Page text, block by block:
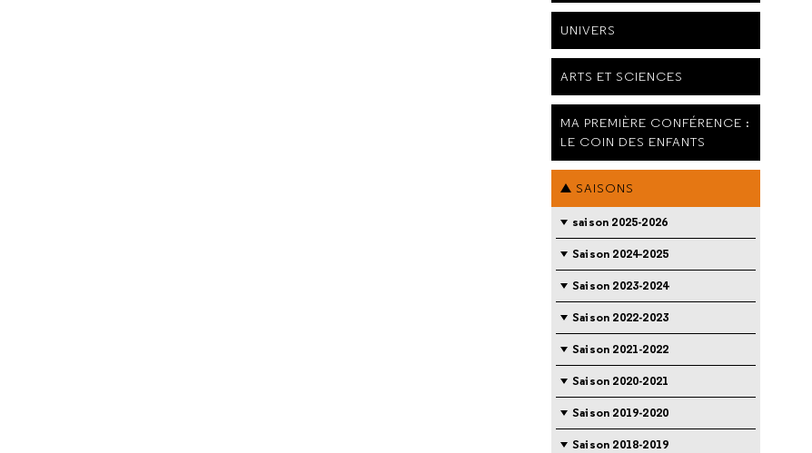
UNIVERS
ARTS ET SCIENCES
MA PREMIÈRE CONFÉRENCE :
LE COIN DES ENFANTS
SAISONS
saison 2025-2026
Saison 2024-2025
Saison 2023-2024
Saison 2022-2023
Saison 2021-2022
Saison 2020-2021
Saison 2019-2020
Saison 2018-2019